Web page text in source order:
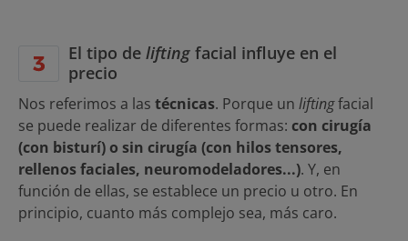
El tipo de lifting facial influye en el
precio
Nos referimos a las técnicas. Porque un liftingfacial
se puede realizar de diferentes formas: con cirugía
(con bisturí) o sin cirugía (con hilos tensores,
rellenos faciales, neuromodeladores...). Y, en
función de ellas, se establece un precio u otro. En
principio, cuanto más complejo sea, más caro.